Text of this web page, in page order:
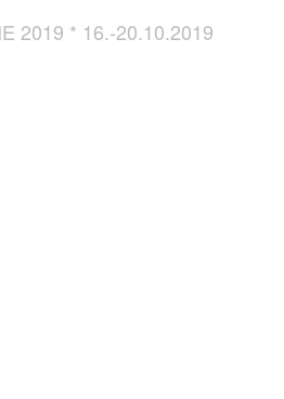
2019 * 16.-20.10.2019